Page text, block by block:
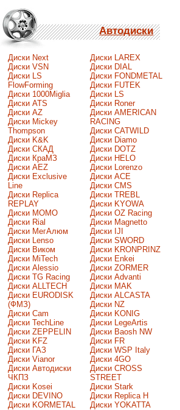
Автодиски
Диски Next
Диски VSN
Диски LS
FlowForming
Диски 1000Miglia
Диски ATS
Диски AZ
Диски Mickey
Thompson
Диски K&K
Диски СКАД
Диски КраМЗ
Диски AEZ
Диски Exclusive
Line
Диски Replica
REPLAY
Диски MOMO
Диски Rial
Диски МегАлюм
Диски Lenso
Диски Виком
Диски MiTech
Диски Alessio
Диски TG Racing
Диски ALLTECH
Диски EURODISK
(ФМЗ)
Диски Cam
Диски TechLine
Диски ZEPPELIN
Диски KFZ
Диски ГАЗ
Диски Vianor
Диски Автодиски
ЧКПЗ
Диски Kosei
Диски DEVINO
Диски KORMETAL
Диски LAREX
Диски DIAL
Диски FONDMETAL
Диски FUTEK
Диски LS
Диски Roner
Диски AMERICAN
RACING
Диски CATWILD
Диски Diamo
Диски DOTZ
Диски HELO
Диски Lorenzo
Диски ACE
Диски CMS
Диски TREBL
Диски KYOWA
Диски OZ Racing
Диски Magnetto
Диски IJI
Диски SWORD
Диски KRONPRINZ
Диски Enkei
Диски ZORMER
Диски Advanti
Диски MAK
Диски ALCASTA
Диски NZ
Диски KONIG
Диски LegeArtis
Диски Baosh NW
Диски FR
Диски WSP Italy
Диски 4GO
Диски CROSS
STREET
Диски Stark
Диски Replica H
Диски YOKATTA